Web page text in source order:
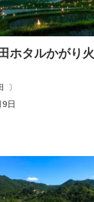
日
ホタルかがり火